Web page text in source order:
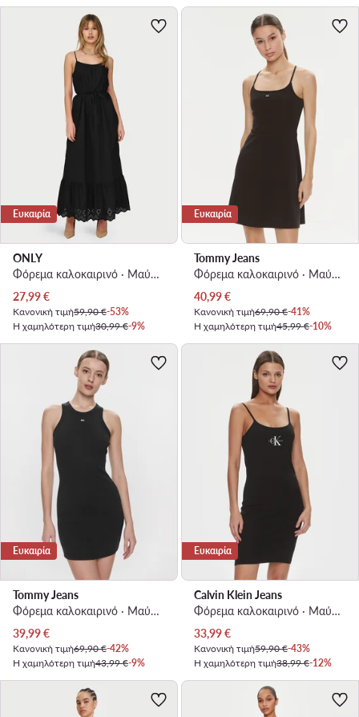
Ευκαιρία
ONLY
Φόρεμα καλοκαιρινό · Μαύρο · Midi
Τρέχουσα τιμή
27,99€
Κανονική τιμή59,90 €-53%
Η χαμηλότερη τιμή30,99 €-9%
Ευκαιρία
Tommy Jeans
Φόρεμα καλοκαιρινό · Μαύρο · Mini
Τρέχουσα τιμή
40,99€
Κανονική τιμή69,90 €-41%
Η χαμηλότερη τιμή45,99 €-10%
Ευκαιρία
Tommy Jeans
Φόρεμα καλοκαιρινό · Μαύρο · Mini
Τρέχουσα τιμή
39,99€
Κανονική τιμή69,90 €-42%
Η χαμηλότερη τιμή43,99 €-9%
Ευκαιρία
Calvin Klein Jeans
Φόρεμα καλοκαιρινό · Μαύρο · Mini
Τρέχουσα τιμή
33,99€
Κανονική τιμή59,90 €-43%
Η χαμηλότερη τιμή38,99 €-12%